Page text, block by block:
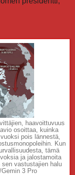
haavoittuvuus
osoittaa, kuinka
pois lännestä,
Kun
tämä
ja jalostamoita
sen vastustajien halu
3 Pro